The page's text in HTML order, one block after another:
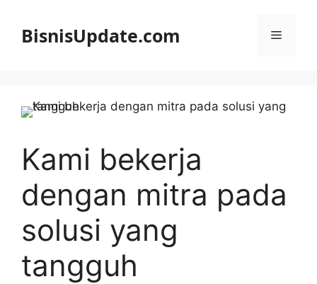
BisnisUpdate.com Menu
Kami bekerja
dengan mitra pada
solusi yang
tangguh